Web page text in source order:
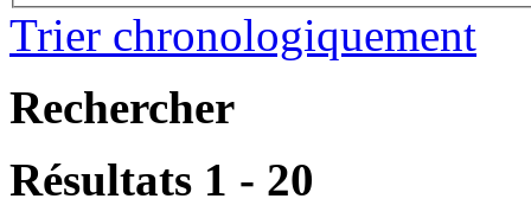
Trier chronologiquement
Rechercher
Résultats 1 - 20